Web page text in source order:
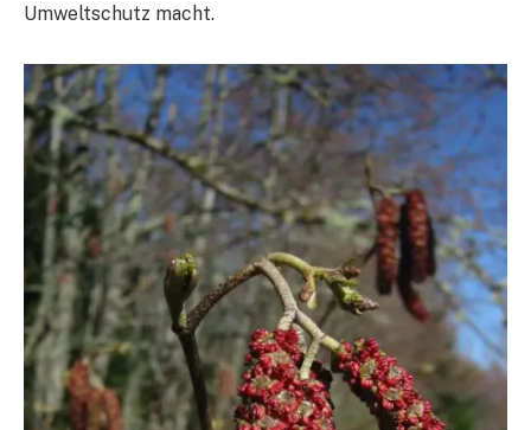
Umweltschutz macht.